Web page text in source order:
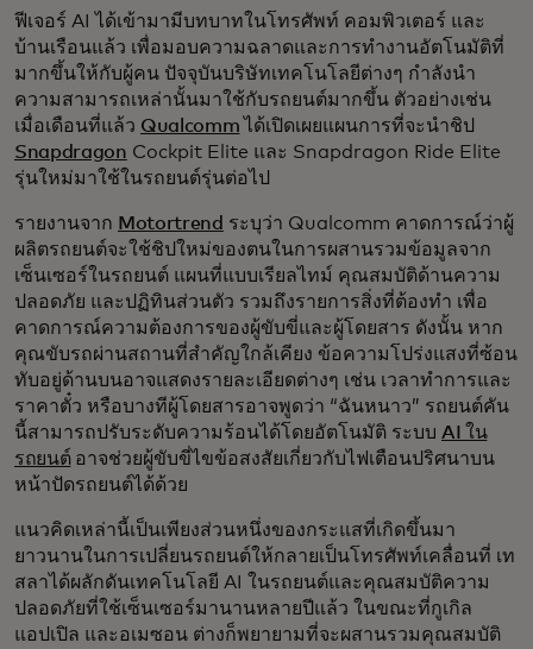
ฟีเจอร์ AI ได้เข้ามามีบทบาทในโทรศัพท์ คอมพิวเตอร์ และ
บ้านเรือนแล้ว เพื่อมอบความฉลาดและการทำงานอัตโนมัติที่
มากขึ้นให้กับผู้คน ปัจจุบันบริษัทเทคโนโลยีต่างๆ กำลังนำ
ความสามารถเหล่านั้นมาใช้กับรถยนต์มากขึ้น ตัวอย่างเช่น
เมื่อเดือนที่แล้ว Qualcomm ได้เปิดเผยแผนการที่จะนำชิป
Snapdragon Cockpit Elite และ Snapdragon Ride Elite
รุ่นใหม่มาใช้ในรถยนต์รุ่นต่อไป
รายงานจาก Motortrend ระบุว่า Qualcomm คาดการณ์ว่าผู้
ผลิตรถยนต์จะใช้ชิปใหม่ของตนในการผสานรวมข้อมูลจาก
เซ็นเซอร์ในรถยนต์ แผนที่แบบเรียลไทม์ คุณสมบัติด้านความ
ปลอดภัย และปฏิทินส่วนตัว รวมถึงรายการสิ่งที่ต้องทำ เพื่อ
คาดการณ์ความต้องการของผู้ขับขี่และผู้โดยสาร ดังนั้น หาก
คุณขับรถผ่านสถานที่สำคัญใกล้เคียง ข้อความโปร่งแสงที่ซ้อน
ทับอยู่ด้านบนอาจแสดงรายละเอียดต่างๆ เช่น เวลาทำการและ
ราคาตั๋ว หรือบางทีผู้โดยสารอาจพูดว่า “ฉันหนาว” รถยนต์คัน
นี้สามารถปรับระดับความร้อนได้โดยอัตโนมัติ ระบบ AI ใน
รถยนต์อาจช่วยผู้ขับขี่ไขข้อสงสัยเกี่ยวกับไฟเตือนปริศนาบน
หน้าปัดรถยนต์ได้ด้วย
แนวคิดเหล่านี้เป็นเพียงส่วนหนึ่งของกระแสที่เกิดขึ้นมา
ยาวนานในการเปลี่ยนรถยนต์ให้กลายเป็นโทรศัพท์เคลื่อนที่ เท
สลาได้ผลักดันเทคโนโลยี AI ในรถยนต์และคุณสมบัติความ
ปลอดภัยที่ใช้เซ็นเซอร์มานานหลายปีแล้ว ในขณะที่กูเกิล
แอปเปิล และอเมซอน ต่างก็พยายามที่จะผสานรวมคุณสมบัติ